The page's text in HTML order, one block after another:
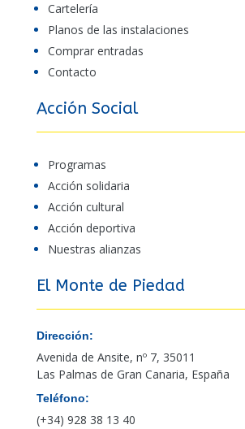
Cartelería
Planos de las instalaciones
Comprar entradas
Contacto
Acción Social
Programas
Acción solidaria
Acción cultural
Acción deportiva
Nuestras alianzas
El Monte de Piedad
Dirección:
Avenida de Ansite, nº 7, 35011
Las Palmas de Gran Canaria, España
Teléfono:
(+34) 928 38 13 40